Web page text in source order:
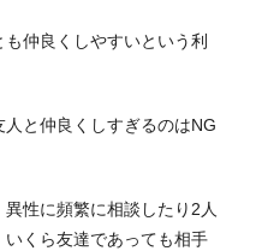
仲良くしやすいという利
と仲良くしすぎるのはNG
性に頻繁に相談したり2人
くら友達であっても相手